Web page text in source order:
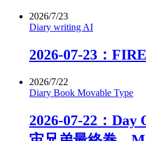
2026/7/23
Diary writing AI
2026-07-23：
2026/7/22
Diary Book Movable Type
2026-07-22：